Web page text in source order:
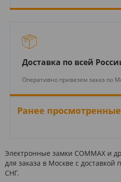
Доставка по всей
Оперативно привезем заказ по
Ранее
Электронные замки COMMAX и
для заказа в Москве с доставкой
СНГ.